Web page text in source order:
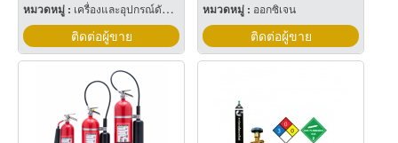
หมวดหมู่ : เครื่องและอุปกรณ์ดับเพลิง
ติดต่อผู้ขาย
หมวดหมู่ : ออกซิเจน
ติดต่อผู้ขาย